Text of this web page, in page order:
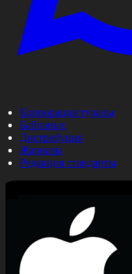
Корпорация туралы
Байланыс
Дистрибуция
Жарнама
Редакция стандарты